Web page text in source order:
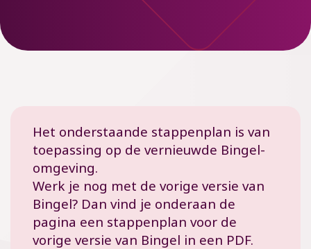
Het onderstaande stappenplan is van
toepassing op de vernieuwde Bingel-
omgeving.
Werk je nog met de vorige versie van
Bingel? Dan vind je onderaan de
pagina een stappenplan voor de
vorige versie van Bingel in een PDF.